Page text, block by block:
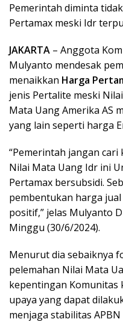
Pemerintah diminta
Pertamax meski Idr
JAKARTA – Anggota
Mulyanto mendesak
menaikkan Harga
jenis Pertalite meski
Mata Uang Amerika AS
yang lain seperti harga
“Pemerintah jangan
Nilai Mata Uang Idr ini
Pertamax bersubsidi.
pembentukan harga
positif,” jelas Mulyanto
Minggu (30/6/2024).
Menurut dia sebaiknya
pelemahan Nilai Mata
kepentingan Komunitas
upaya yang dapat
menjaga stabilitas